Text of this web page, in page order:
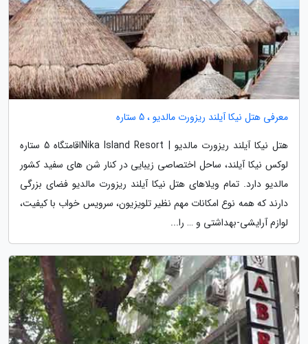
معرفی هتل نیکا آیلند ریزورت مالدیو ، 5 ستاره
هتل نیکا آیلند ریزورت مالدیو | Nika Island Resortاقامتگاه 5 ستاره
لوکس نیکا آیلند، ساحل اختصاصی زیبایی در کنار شن های سفید کشور
مالدیو دارد. تمام ویلاهای هتل نیکا آیلند ریزورت مالدیو فضای بزرگی
دارند که همه نوع امکانات مهم نظیر تلویزیون، سرویس خواب با کیفیت،
لوازم آرایشی-بهداشتی و … را...